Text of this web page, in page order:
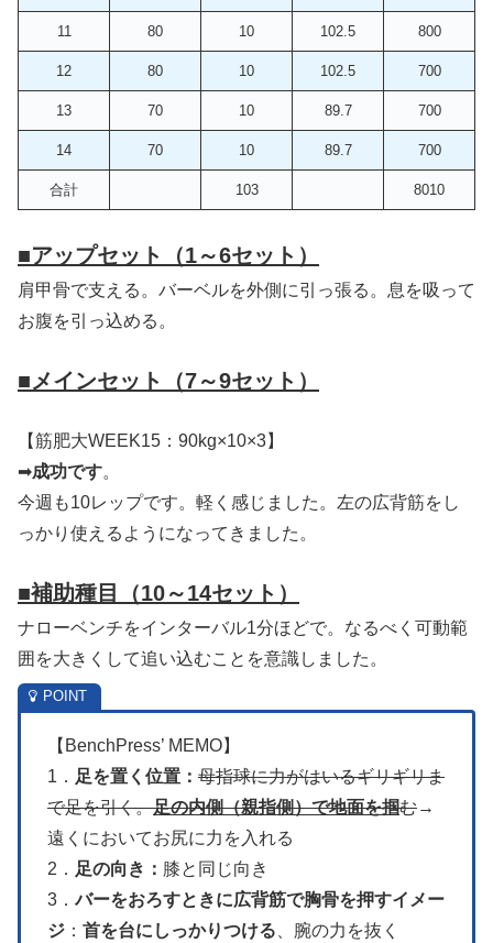
11 80 10 102.5 800
12 80 10 102.5 700
13 70 10 89.7 700
14 70 10 89.7 700
合計 103 8010
■アップセット（1～6セット）
肩甲骨で支える。バーベルを外側に引っ張る。息を吸って
お腹を引っ込める。
■メインセット（7～9セット）
【筋肥大WEEK15：90kg×10×3】
➡成功です。
今週も10レップです。軽く感じました。左の広背筋をし
っかり使えるようになってきました。
■補助種目 （10～14セット）
ナローベンチをインターバル1分ほどで。なるべく可動範
囲を大きくして追い込むことを意識しました。
【BenchPress’ MEMO】
1． 足を置く位置： 母指球に力がはいるギリギリま
で足を引く。足の内側（親指側）で地面を掴む→
遠くにおいてお尻に力を入れる
2． 足の向き： 膝と同じ向き
3．バーをおろすときに広背筋で胸骨を押すイメー
ジ ： 首を台にしっかりつける 、腕の力を抜く